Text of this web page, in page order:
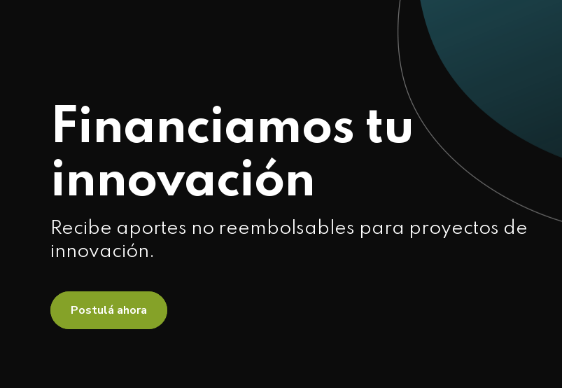
Financiamos tu
innovación
Recibe aportes no reembolsables para proyectos de
innovación.
Postulá ahora